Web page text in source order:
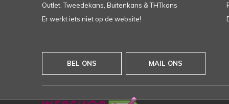
Outlet, Tweedekans, Buitenkans & THTkans
Er werkt iets niet op de website!
BEL ONS MAIL ONS